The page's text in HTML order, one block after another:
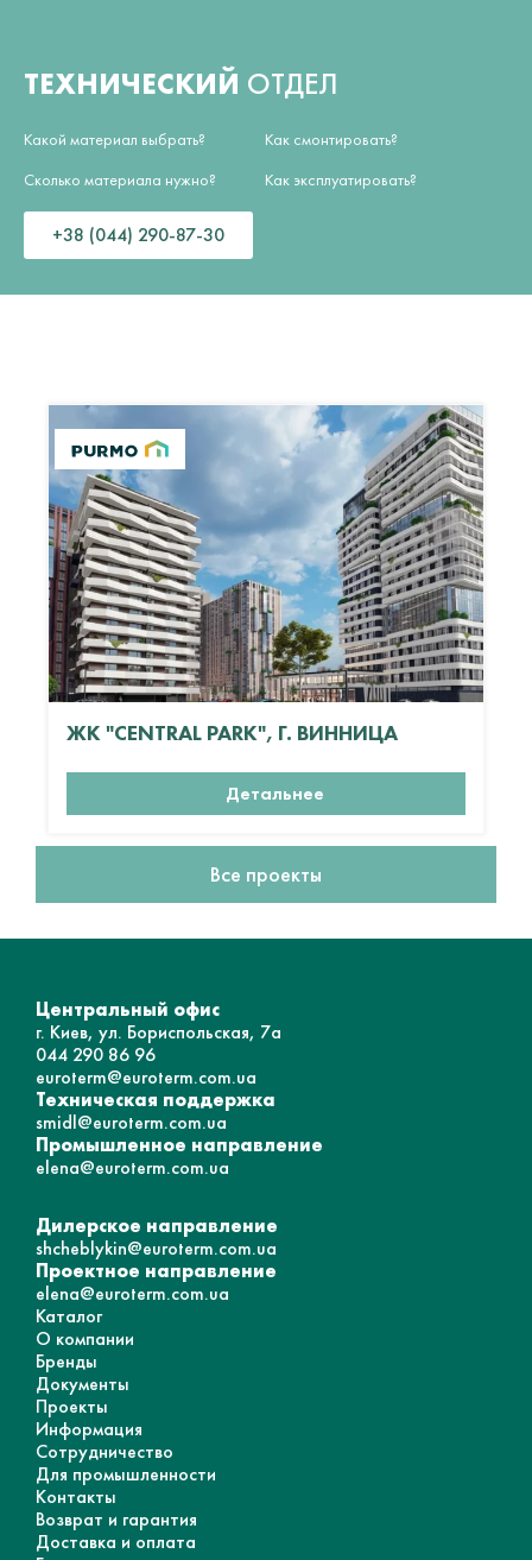
ТЕХНИЧЕСКИЙ ОТДЕЛ
Какой материал выбрать?
Сколько материала нужно?
Как смонтировать?
Как эксплуатировать?
+38 (044) 290-87-30
ЖК "CENTRAL PARK", Г. ВИННИЦА
Детальнее
Все проекты
Центральный офис
г. Киев, ул. Бориспольская, 7а
044 290 86 96
euroterm@euroterm.com.ua
Техническая поддержка
smidl@euroterm.com.ua
Промышленное направление
elena@euroterm.com.ua
Дилерское направление
shcheblykin@euroterm.com.ua
Проектное направление
elena@euroterm.com.ua
Каталог
О компании
Бренды
Документы
Проекты
Информация
Сотрудничество
Для промышленности
Контакты
Возврат и гарантия
Доставка и оплата